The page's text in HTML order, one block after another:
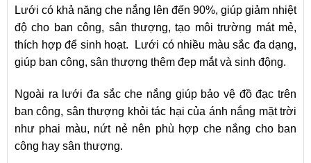
Lưới có khả năng che nắng lên đến 90%, giúp giảm nhiệt
độ cho ban công, sân thượng, tạo môi trường mát mẻ,
thích hợp để sinh hoạt. Lưới có nhiều màu sắc đa dạng,
giúp ban công, sân thượng thêm đẹp mắt và sinh động.
Ngoài ra lưới đa sắc che nắng giúp bảo vệ đồ đạc trên
ban công, sân thượng khỏi tác hại của ánh nắng mặt trời
như phai màu, nứt nẻ nên phù hợp che nắng cho ban
công hay sân thượng.